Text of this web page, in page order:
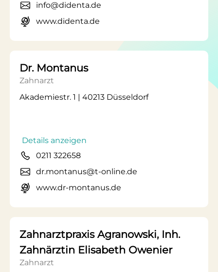
info@didenta.de
www.didenta.de
Dr. Montanus
Zahnarzt
Akademiestr. 1 | 40213 Düsseldorf
Details anzeigen
0211 322658
dr.montanus@t-online.de
www.dr-montanus.de
Zahnarztpraxis Agranowski, Inh.
Zahnärztin Elisabeth Owenier
Zahnarzt